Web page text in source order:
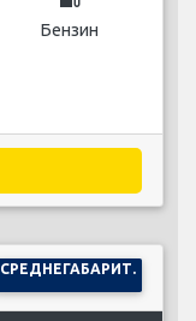
Бензин
СРЕДНЕГАБАРИТ.